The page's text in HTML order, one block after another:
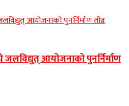
जलविद्युत् आयोजनाको पुनर्निर्माण